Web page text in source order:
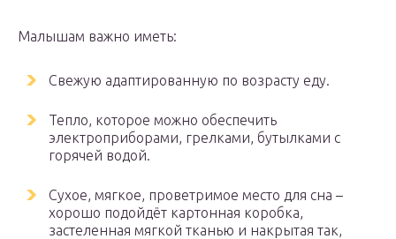
Малышам важно иметь:
Свежую адаптированную по возрасту еду.
Тепло, которое можно обеспечить
электроприборами, грелками, бутылками с
горячей водой.
Сухое, мягкое, проветримое место для сна –
хорошо подойдёт картонная коробка,
застеленная мягкой тканью и накрытая так,